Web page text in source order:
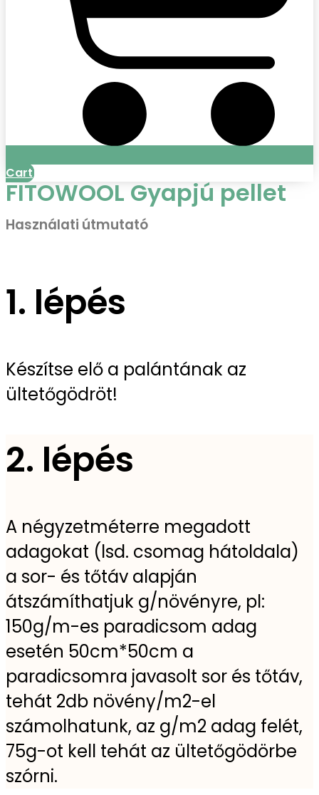
Cart
FITOWOOL Gyapjú pellet
Használati útmutató
1. lépés
Készítse elő a palántának az
ültetőgödröt!
2. lépés
A négyzetméterre megadott
adagokat (lsd. csomag hátoldala)
a sor- és tőtáv alapján
átszámíthatjuk g/növényre, pl:
150g/m-es paradicsom adag
esetén 50cm*50cm a
paradicsomra javasolt sor és tőtáv,
tehát 2db növény/m2-el
számolhatunk, az g/m2 adag felét,
75g-ot kell tehát az ültetőgödörbe
szórni.